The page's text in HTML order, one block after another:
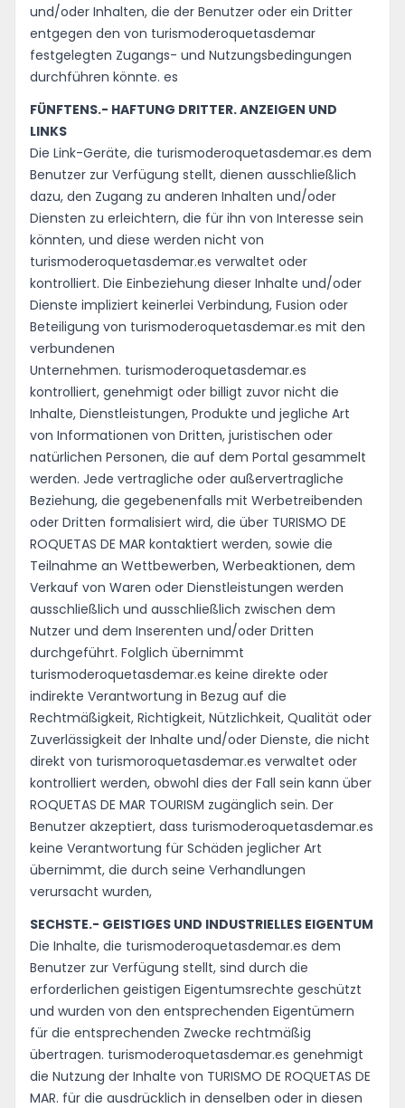
und/oder Inhalten, die der Benutzer oder ein Dritter
entgegen den von turismoderoquetasdemar
festgelegten Zugangs- und Nutzungsbedingungen
durchführen könnte. es
FÜNFTENS.- HAFTUNG DRITTER. ANZEIGEN UND
LINKS
Die Link-Geräte, die turismoderoquetasdemar.es dem
Benutzer zur Verfügung stellt, dienen ausschließlich
dazu, den Zugang zu anderen Inhalten und/oder
Diensten zu erleichtern, die für ihn von Interesse sein
könnten, und diese werden nicht von
turismoderoquetasdemar.es verwaltet oder
kontrolliert. Die Einbeziehung dieser Inhalte und/oder
Dienste impliziert keinerlei Verbindung, Fusion oder
Beteiligung von turismoderoquetasdemar.es mit den
verbundenen
Unternehmen. turismoderoquetasdemar.es
kontrolliert, genehmigt oder billigt zuvor nicht die
Inhalte, Dienstleistungen, Produkte und jegliche Art
von Informationen von Dritten, juristischen oder
natürlichen Personen, die auf dem Portal gesammelt
werden. Jede vertragliche oder außervertragliche
Beziehung, die gegebenenfalls mit Werbetreibenden
oder Dritten formalisiert wird, die über TURISMO DE
ROQUETAS DE MAR kontaktiert werden, sowie die
Teilnahme an Wettbewerben, Werbeaktionen, dem
Verkauf von Waren oder Dienstleistungen werden
ausschließlich und ausschließlich zwischen dem
Nutzer und dem Inserenten und/oder Dritten
durchgeführt. Folglich übernimmt
turismoderoquetasdemar.es keine direkte oder
indirekte Verantwortung in Bezug auf die
Rechtmäßigkeit, Richtigkeit, Nützlichkeit, Qualität oder
Zuverlässigkeit der Inhalte und/oder Dienste, die nicht
direkt von turismoroquetasdemar.es verwaltet oder
kontrolliert werden, obwohl dies der Fall sein kann über
ROQUETAS DE MAR TOURISM zugänglich sein. Der
Benutzer akzeptiert, dass turismoderoquetasdemar.es
keine Verantwortung für Schäden jeglicher Art
übernimmt, die durch seine Verhandlungen
verursacht wurden,
SECHSTE.- GEISTIGES UND INDUSTRIELLES EIGENTUM
Die Inhalte, die turismoderoquetasdemar.es dem
Benutzer zur Verfügung stellt, sind durch die
erforderlichen geistigen Eigentumsrechte geschützt
und wurden von den entsprechenden Eigentümern
für die entsprechenden Zwecke rechtmäßig
übertragen. turismoderoquetasdemar.es genehmigt
die Nutzung der Inhalte von TURISMO DE ROQUETAS DE
MAR. für die ausdrücklich in denselben oder in diesen